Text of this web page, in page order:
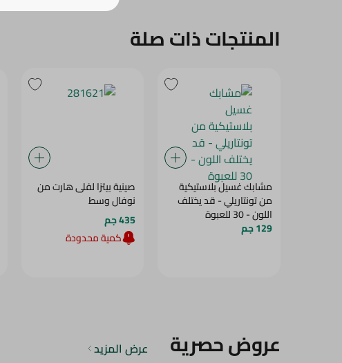
المنتجات ذات صلة
مشابك غسيل بلاستيكية
من تونتاريلي - قد يختلف
اللون - 30 للعبوة
129 جم
صينية بيتزا لفلى هارت من
نوفال وسط
435 جم
كمية محدودة
عروض حصرية عرض المزيد